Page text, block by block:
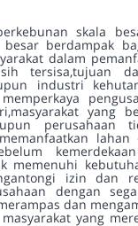
skala
berdampak
dalam
tersisa,tujuan
industri
yang
perusahaan
memenuhi
izin dan
dengan
dan
yang